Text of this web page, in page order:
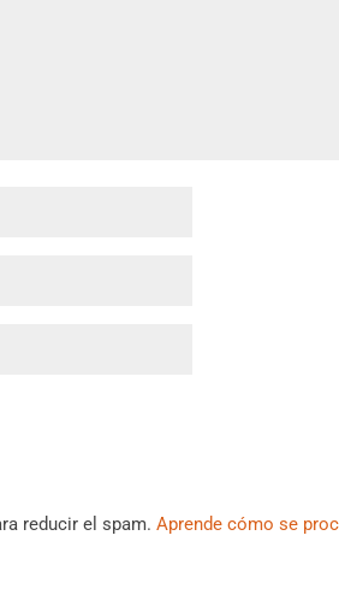
reducir el spam.Aprende cómo se